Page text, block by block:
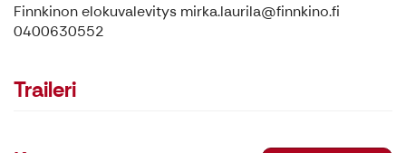
Finnkinon elokuvalevitys mirka.laurila@finnkino.fi
0400630552
Traileri